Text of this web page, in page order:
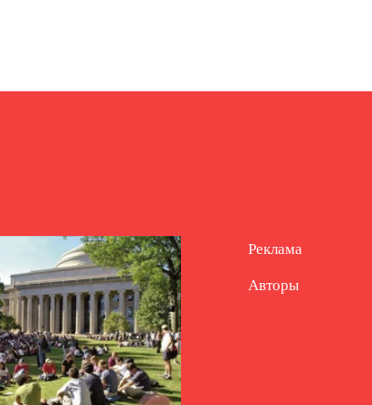
Реклама
Авторы